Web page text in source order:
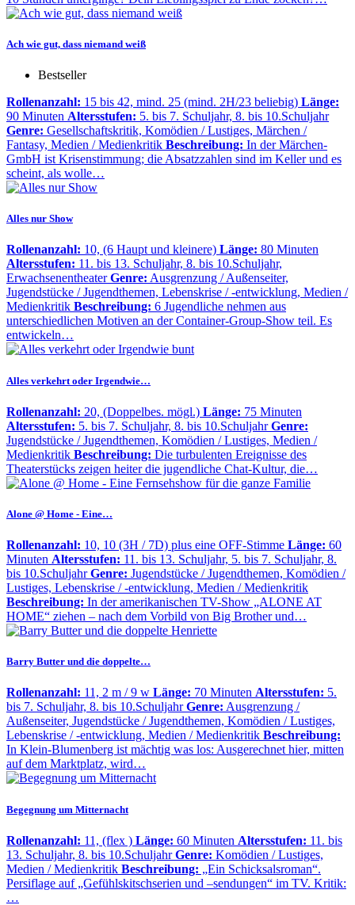
Ach wie gut, dass niemand weiß
Bestseller
Rollenanzahl: 15 bis 42, mind. 25 (mind. 2H/23 beliebig) Länge:
90 Minuten Altersstufen: 5. bis 7. Schuljahr, 8. bis 10.Schuljahr
Genre: Gesellschaftskritik, Komödien / Lustiges, Märchen /
Fantasy, Medien / Medienkritik Beschreibung: In der Märchen-
GmbH ist Krisenstimmung; die Absatzzahlen sind im Keller und es
scheint, als wolle…
Alles nur Show
Rollenanzahl: 10, (6 Haupt und kleinere) Länge: 80 Minuten
Altersstufen: 11. bis 13. Schuljahr, 8. bis 10.Schuljahr,
Erwachsenentheater Genre: Ausgrenzung / Außenseiter,
Jugendstücke / Jugendthemen, Lebenskrise / -entwicklung, Medien /
Medienkritik Beschreibung: 6 Jugendliche nehmen aus
unterschiedlichen Motiven an der Container-Group-Show teil. Es
entwickeln…
Alles verkehrt oder Irgendwie…
Rollenanzahl: 20, (Doppelbes. mögl.) Länge: 75 Minuten
Altersstufen: 5. bis 7. Schuljahr, 8. bis 10.Schuljahr Genre:
Jugendstücke / Jugendthemen, Komödien / Lustiges, Medien /
Medienkritik Beschreibung: Die turbulenten Ereignisse des
Theaterstücks zeigen heiter die jugendliche Chat-Kultur, die…
Alone @ Home - Eine…
Rollenanzahl: 10, 10 (3H / 7D) plus eine OFF-Stimme Länge: 60
Minuten Altersstufen: 11. bis 13. Schuljahr, 5. bis 7. Schuljahr, 8.
bis 10.Schuljahr Genre: Jugendstücke / Jugendthemen, Komödien /
Lustiges, Lebenskrise / -entwicklung, Medien / Medienkritik
Beschreibung: In der amerikanischen TV-Show „ALONE AT
HOME“ ziehen – nach dem Vorbild von Big Brother und…
Barry Butter und die doppelte…
Rollenanzahl: 11, 2 m / 9 w Länge: 70 Minuten Altersstufen: 5.
bis 7. Schuljahr, 8. bis 10.Schuljahr Genre: Ausgrenzung /
Außenseiter, Jugendstücke / Jugendthemen, Komödien / Lustiges,
Lebenskrise / -entwicklung, Medien / Medienkritik Beschreibung:
In Klein-Blumenberg ist mächtig was los: Ausgerechnet hier, mitten
auf dem Marktplatz, wird…
Begegnung um Mitternacht
Rollenanzahl: 11, (flex ) Länge: 60 Minuten Altersstufen: 11. bis
13. Schuljahr, 8. bis 10.Schuljahr Genre: Komödien / Lustiges,
Medien / Medienkritik Beschreibung: „Ein Schicksalsroman“.
Persiflage auf „Gefühlskitschserien und –sendungen“ im TV. Kritik:
…